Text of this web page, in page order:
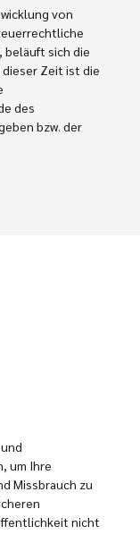
von
beläuft sich die
dieser Zeit ist die
des
bzw. der
um Ihre
Missbrauch zu
nicht